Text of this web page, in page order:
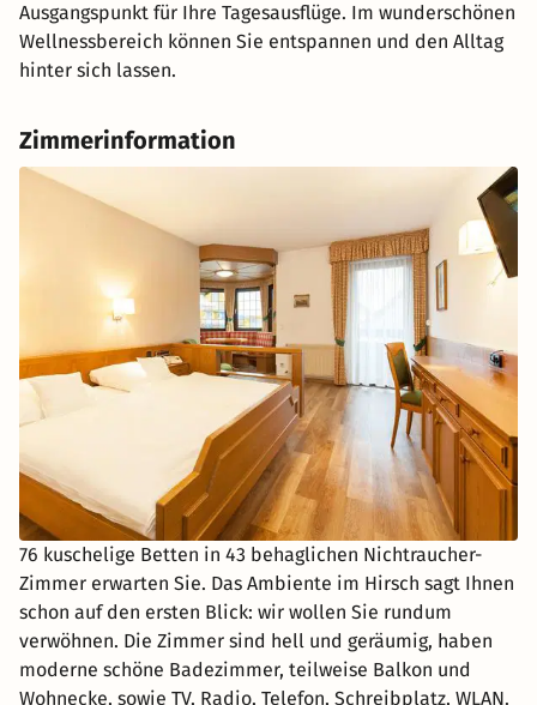
Ausgangspunkt für Ihre Tagesausflüge. Im wunderschönen
Wellnessbereich können Sie entspannen und den Alltag
hinter sich lassen.
Zimmerinformation
76 kuschelige Betten in 43 behaglichen Nichtraucher-
Zimmer erwarten Sie. Das Ambiente im Hirsch sagt Ihnen
schon auf den ersten Blick: wir wollen Sie rundum
verwöhnen. Die Zimmer sind hell und geräumig, haben
moderne schöne Badezimmer, teilweise Balkon und
Wohnecke, sowie TV, Radio, Telefon, Schreibplatz, WLAN.